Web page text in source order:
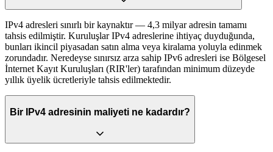
IPv4 adresleri sınırlı bir kaynaktır — 4,3 milyar adresin tamamı
tahsis edilmiştir. Kuruluşlar IPv4 adreslerine ihtiyaç duyduğunda,
bunları ikincil piyasadan satın alma veya kiralama yoluyla edinmek
zorundadır. Neredeyse sınırsız arza sahip IPv6 adresleri ise Bölgesel
İnternet Kayıt Kuruluşları (RIR'ler) tarafından minimum düzeyde
yıllık üyelik ücretleriyle tahsis edilmektedir.
Bir IPv4 adresinin maliyeti ne kadardır?